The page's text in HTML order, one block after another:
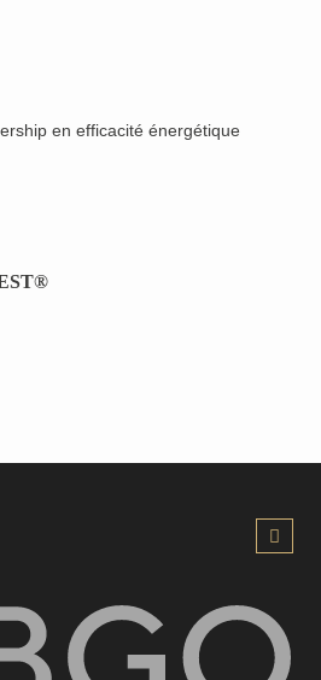
en efficacité énergétique